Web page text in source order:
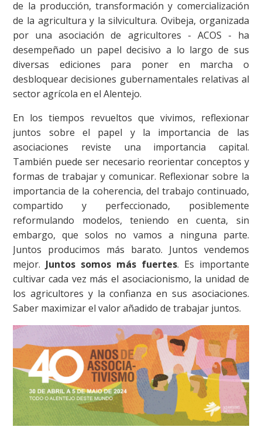
de la producción, transformación y comercialización
de la agricultura y la silvicultura. Ovibeja, organizada
por una asociación de agricultores - ACOS - ha
desempeñado un papel decisivo a lo largo de sus
diversas ediciones para poner en marcha o
desbloquear decisiones gubernamentales relativas al
sector agrícola en el Alentejo.
En los tiempos revueltos que vivimos, reflexionar
juntos sobre el papel y la importancia de las
asociaciones reviste una importancia capital.
También puede ser necesario reorientar conceptos y
formas de trabajar y comunicar. Reflexionar sobre la
importancia de la coherencia, del trabajo continuado,
compartido y perfeccionado, posiblemente
reformulando modelos, teniendo en cuenta, sin
embargo, que solos no vamos a ninguna parte.
Juntos producimos más barato. Juntos vendemos
mejor. Juntos somos más fuertes. Es importante
cultivar cada vez más el asociacionismo, la unidad de
los agricultores y la confianza en sus asociaciones.
Saber maximizar el valor añadido de trabajar juntos.